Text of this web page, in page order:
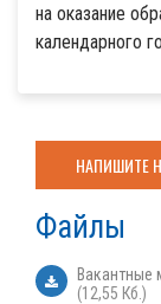
на оказание
календарного
НАПИШИТЕ
Файлы
Вакантные
(12,55 Кб.)